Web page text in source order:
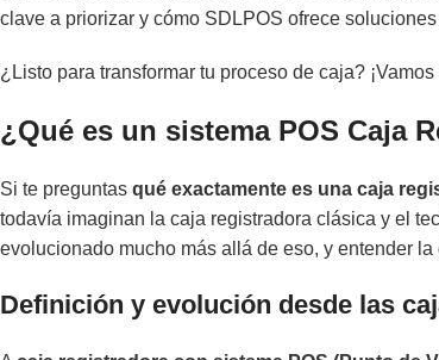
clave a priorizar y cómo SDLPOS ofrece
¿Listo para transformar tu proceso de caja? ¡Vamos
¿Qué es un sistema POS Caja
Si te preguntas qué exactamente es una caja
todavía imaginan la caja registradora clásica y el
evolucionado mucho más allá de eso, y entender
Definición y evolución desde las